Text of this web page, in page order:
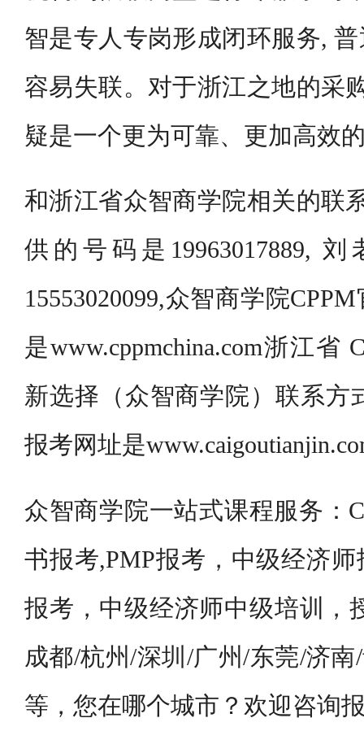
智是专人专岗形成闭环服务,
容易失联。对于浙江之地的采
疑是一个更为可靠、更加高效
和浙江省众智商学院相关的联
供的号码是19963017889,
15553020099,众智商学院
是www.cppmchina.com浙江省
新选择（众智商学院）联系方
报考网址是
众智商学院一站式课程服务：
书报考,PMP报考，中级经济
报考，中级经济师中级培训，
成都/杭州/深圳/广州/东莞/济
等，您在哪个城市？欢迎咨询